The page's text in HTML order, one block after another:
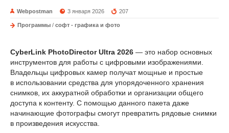
Webpostman 3 января 2026 207
Программы / софт - графика и фото
CyberLink PhotoDirector Ultra 2026 — это набор основных
инструментов для работы с цифровыми изображениями.
Владельцы цифровых камер получат мощные и простые
в использовании средства для упорядоченного хранения
снимков, их аккуратной обработки и организации общего
доступа к контенту. С помощью данного пакета даже
начинающие фотографы смогут превратить рядовые снимки
в произведения искусства.